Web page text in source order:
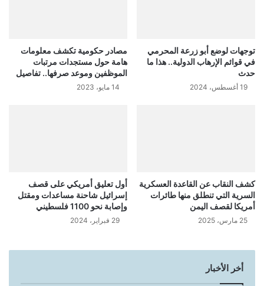
توجهات لوضع أبو زرعة المحرمي
في قوائم الإرهاب الدولية.. هذا ما
حدث
19 أغسطس، 2024
مصادر حكومية تكشف معلومات
هامة حول مستجدات مرتبات
الموظفين وموعد صرفها.. تفاصيل
14 مايو، 2023
كشف النقاب عن القاعدة العسكرية
السرية التي تنطلق منها طائرات
أمريكا لقصف اليمن
25 مارس، 2025
أول تعليق أمريكي على قصف
إسرائيل شاحنة مساعدات ومقتل
وإصابة نحو 1100 فلسطيني
29 فبراير، 2024
أخر الأخبار